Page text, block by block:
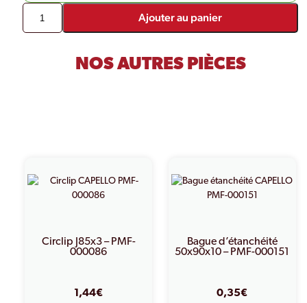
Ajouter au panier
NOS AUTRES PIÈCES
Circlip J85x3 – PMF-
000086
1,44€
Bague d’étanchéité
50x90x10 – PMF-000151
0,35€